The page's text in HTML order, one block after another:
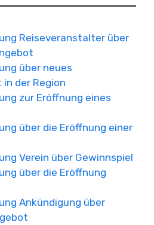
Reiseveranstalter über
über neues
der Region
zur Eröffnung eines
über die Eröffnung einer
Verein über Gewinnspiel
über die Eröffnung
Ankündigung über